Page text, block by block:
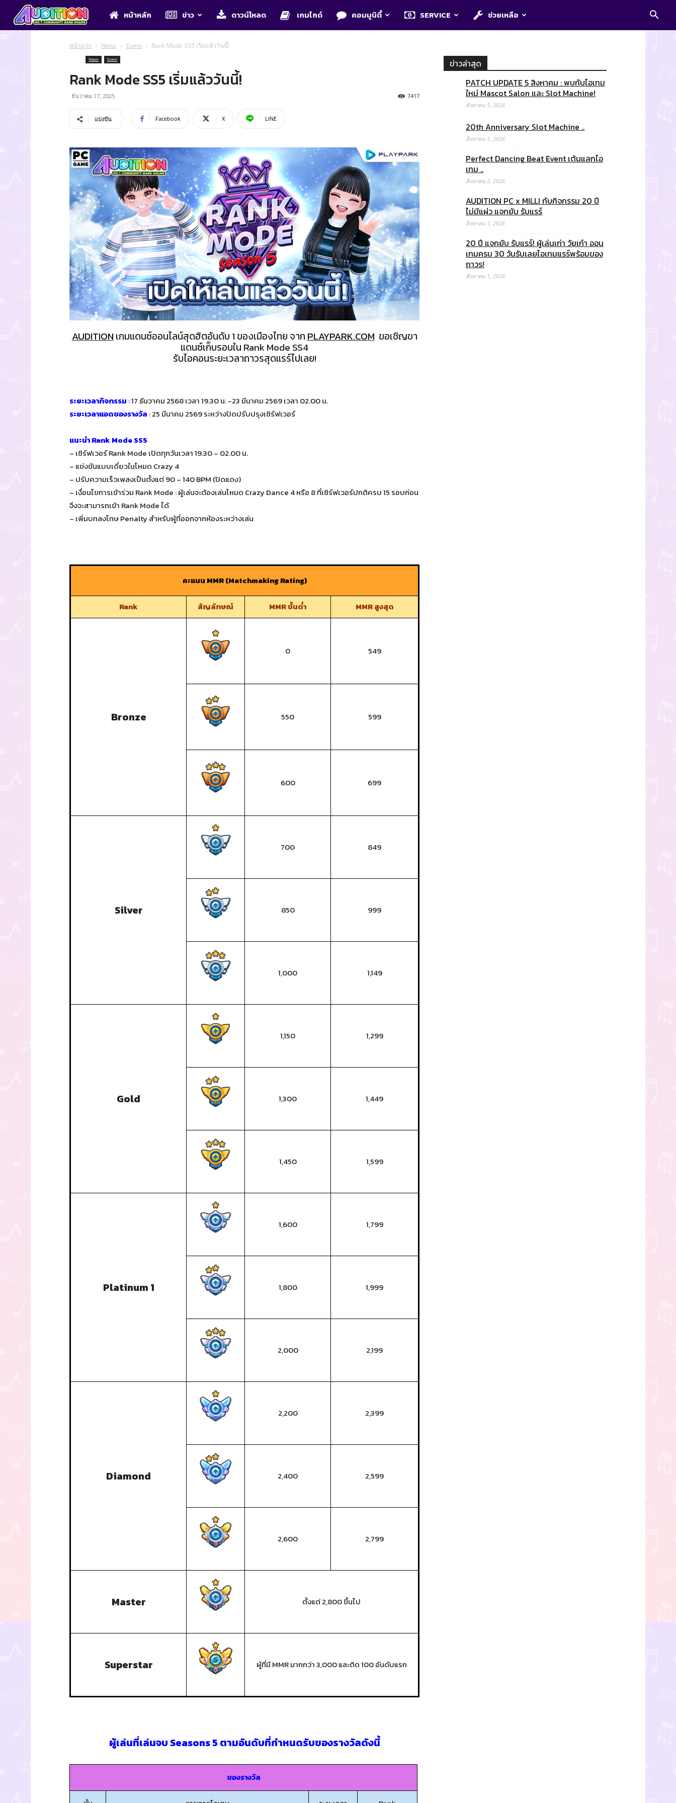
Auditionหน้าหลัก ข่าว ดาวน์โหลด เกมไกด์ คอมมูนิตี้ SERVICE ช่วยเหลือ
หน้าแรก News Event Rank Mode SS5 เริ่มแล้ววันนี้!
News Event
Rank Mode SS5 เริ่มแล้ววันนี้!
ธันวาคม 17, 2025 7417
แบ่งปัน Facebook X LINE
AUDITION เกมแดนซ์ออนไลน์สุดฮิตอันดับ 1 ของเมืองไทย จาก PLAYPARK.COM ขอเชิญขา
แดนซ์เก็บรอบใน Rank Mode SS4
รับไอคอนระยะเวลาถาวรสุดแรร์ไปเลย!
ระยะเวลากิจกรรม :17 ธันวาคม 2568 เวลา 19.30 น. -23 มีนาคม 2569 เวลา 02.00 น.
ระยะเวลาแอดของรางวัล :25 มีนาคม 2569 ระหว่างปิดปรับปรุงเซิร์ฟเวอร์
แนะนำ Rank Mode SS5
– เซิร์ฟเวอร์ Rank Mode เปิดทุกวันเวลา 19.30 – 02.00 น.
– แข่งขันแบบเดี่ยวในโหมด Crazy 4
– ปรับความเร็วเพลงเป็นตั้งแต่ 90 – 140 BPM (ปิดแดง)
– เงื่อนไขการเข้าร่วม Rank Mode : ผู้เล่นจะต้องเล่นโหมด Crazy Dance 4 หรือ 8 ที่เซิร์ฟเวอร์ปกติครบ 15 รอบก่อน
จึงจะสามารถเข้า Rank Mode ได้
– เพิ่มบทลงโทษ Penalty สำหรับผู้ที่ออกจากห้องระหว่างเล่น
คะแนน MMR (Matchmaking Rating)
Rank สัญลักษณ์ MMR ขั้นต่ำ MMR สูงสุด
Bronze
0 549
550 599
600 699
Silver
700 849
850 999
1,000 1,149
Gold
1,150 1,299
1,300 1,449
1,450 1,599
Platinum 1
1,600 1,799
1,800 1,999
2,000 2,199
Diamond
2,200 2,399
2,400 2,599
2,600 2,799
Master ตั้งแต่ 2,800 ขึ้นไป
Superstar ผู้ที่มี MMR มากกว่า 3,000 และติด 100 อันดับแรก
ผู้เล่นที่เล่นจบ Seasons 5 ตามอันดับที่กำหนดรับของรางวัลดังนี้
ของรางวัล
ข่าวล่าสุด
PATCH UPDATE 5 สิงหาคม : พบกับไอเทม
ใหม่ Mascot Salon และ Slot Machine!
สิงหาคม 5, 2026
20th Anniversary Slot Machine ..
สิงหาคม 5, 2026
Perfect Dancing Beat Event เต้นแลกไอ
เทม ..
สิงหาคม 2, 2026
AUDITION PC x MILLI กับกิจกรรม 20 ปี
ไม่มีแผ่ว แจกยับ รับแรร์
สิงหาคม 1, 2026
20 ปี แจกยับ รับแรร์! ผู้เล่นเก่า วัยเก๋า ออน
เกมครบ 30 วันรับเลยไอเทมแรร์พร้อมของ
ถาวร!
สิงหาคม 1, 2026